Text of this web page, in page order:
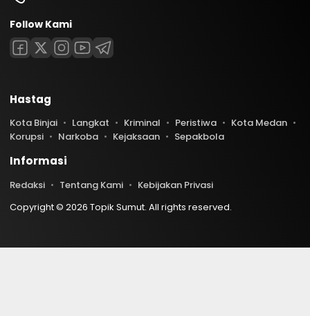
Follow Kami
Hastag
Kota Binjai Langkat Kriminal Peristiwa
Kota Medan
Korupsi
Narkoba Kejaksaan Sepakbola
Informasi
Redaksi Tentang Kami
Kebijakan Privasi
Copyright © 2026 Topik Sumut. All rights reserved.